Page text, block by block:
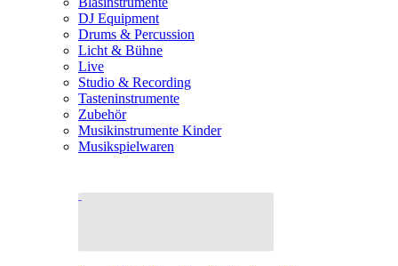
DJ Equipment
Drums & Percussion
Licht & Bühne
Live
Studio & Recording
Tasteninstrumente
Zubehör
Musikinstrumente Kinder
Musikspielwaren